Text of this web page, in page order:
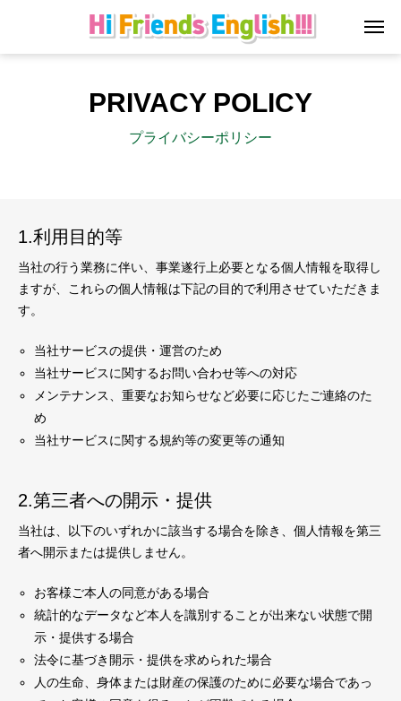
PRIVACY POLICY
プライバシーポリシー
1.利用目的等
当社の行う業務に伴い、事業遂行上必要となる個人情報を取得し
ますが、これらの個人情報は下記の目的で利用させていただきま
す。
当社サービスの提供・運営のため
当社サービスに関するお問い合わせ等への対応
メンテナンス、重要なお知らせなど必要に応じたご連絡のた
め
当社サービスに関する規約等の変更等の通知
2.第三者への開示・提供
当社は、以下のいずれかに該当する場合を除き、個人情報を第三
者へ開示または提供しません。
お客様ご本人の同意がある場合
統計的なデータなど本人を識別することが出来ない状態で開
示・提供する場合
法令に基づき開示・提供を求められた場合
人の生命、身体または財産の保護のために必要な場合であっ